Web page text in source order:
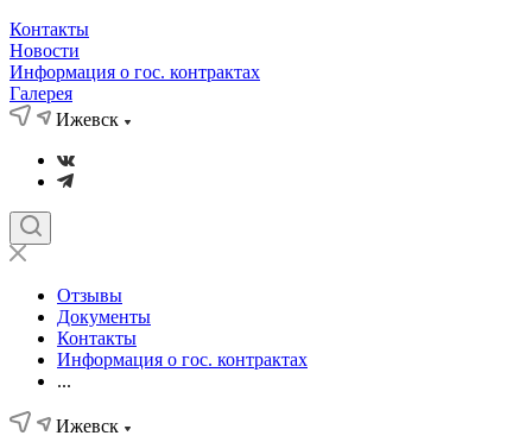
Контакты
Новости
Информация о гос. контрактах
Галерея
Ижевск
Отзывы
Документы
Контакты
Информация о гос. контрактах
...
Ижевск